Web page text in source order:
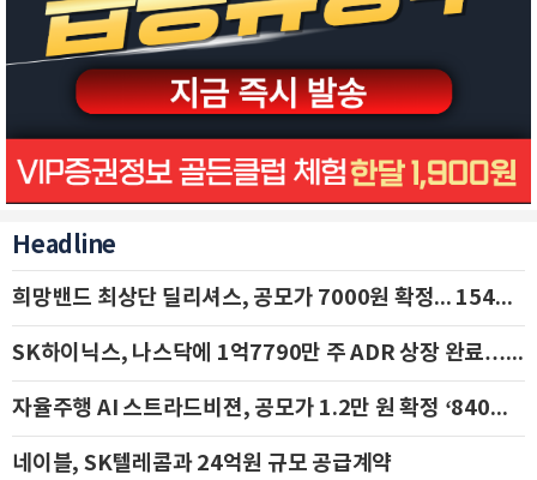
Headline
희망밴드 최상단 딜리셔스, 공모가 7000원 확정... 154억 규모 IPO 돌입
SK하이닉스, 나스닥에 1억7790만 주 ADR 상장 완료…29일 국내 추가 상장
자율주행 AI 스트라드비젼, 공모가 1.2만 원 확정 ‘840억 수혈’
네이블, SK텔레콤과 24억원 규모 공급계약